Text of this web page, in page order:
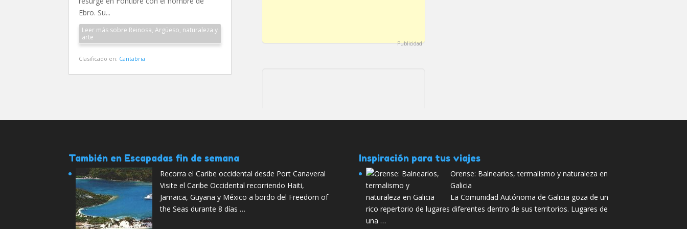
Ebro. Su...
Leer más sobre Reinosa, Argüeso, naturaleza y
arte
Clasificado en: Cantabria
Publicidad
También en Escapadas fin de semana
Recorra el Caribe occidental desde Port Canaveral
Visite el Caribe Occidental recorriendo Haiti,
Jamaica, Guyana y México a bordo del Freedom of
the Seas durante 8 días …
Inspiración para tus viajes
Orense: Balnearios, termalismo y naturaleza en
Galicia
La Comunidad Autónoma de Galicia goza de un
rico repertorio de lugares diferentes dentro de sus territorios. Lugares de
una …